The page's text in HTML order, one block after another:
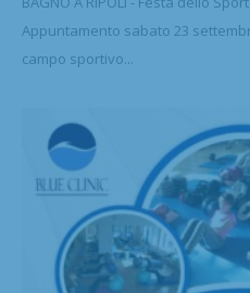
Appuntamento sabato 23
campo sportivo...